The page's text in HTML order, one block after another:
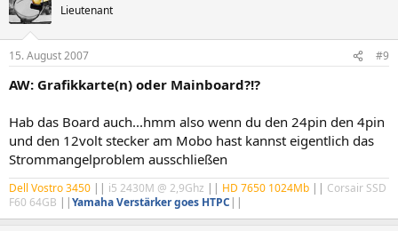
Lieutenant
15. August 2007 #9
AW: Grafikkarte(n) oder Mainboard?!?
Hab das Board auch...hmm also wenn du den 24pin den 4pin
und den 12volt stecker am Mobo hast kannst eigentlich das
Strommangelproblem ausschließen
Dell Vostro 3450 || i5 2430M @ 2,9Ghz || HD 7650 1024Mb || Corsair SSD
F60 64GB ||Yamaha Verstärker goes HTPC ||